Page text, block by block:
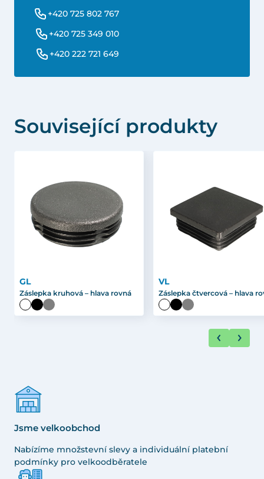
+420 725 802 767
+420 725 349 010
+420 222 721 649
Související produkty
GL
Záslepka kruhová – hlava rovná
VL
Záslepka čtvercová – hlava
Jsme velkoobchod
Nabízíme množstevní slevy a individuální platební
podmínky pro velkoodběratele